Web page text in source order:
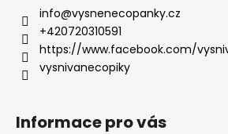
info@vysnenecopanky.cz
+420720310591
https://www.facebook.com/
vysnivanecopiky
Informace pro vás